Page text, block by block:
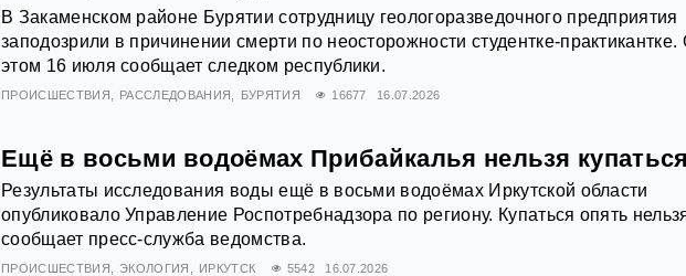
В Закаменском районе Бурятии сотрудницу геологоразведочного предприятия
заподозрили в причинении смерти по неосторожности студентке-практикантке.
этом 16 июля сообщает следком республики.
ПРОИСШЕСТВИЯ РАССЛЕДОВАНИЯ БУРЯТИЯ 16677 16.07.2026
Ещё в восьми водоёмах Прибайкалья нельзя купаться
Результаты исследования воды ещё в восьми водоёмах Иркутской области
опубликовало Управление Роспотребнадзора по региону. Купаться опять
сообщает пресс‑служба ведомства.
ПРОИСШЕСТВИЯ ЭКОЛОГИЯ ИРКУТСК 5542 16.07.2026